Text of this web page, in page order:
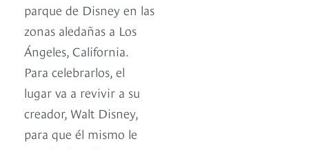
parque de Disney en las
zonas aledañas a Los
Ángeles, California.
Para celebrarlos, el
lugar va a revivir a su
creador, Walt Disney,
para que él mismo le